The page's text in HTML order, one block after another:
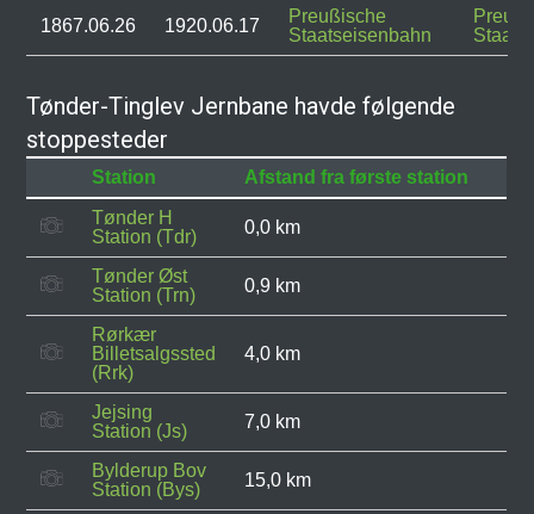
1867.06.26 1920.06.17
Preußische
Staatseisenbahn
Tønder-Tinglev Jernbane havde følgende
stoppesteder
Station
Afstand fra første station
Tønder H
Station (Tdr)
0,0 km
Tønder Øst
Station (Trn)
0,9 km
Rørkær
Billetsalgssted
(Rrk)
4,0 km
Jejsing
Station (Js)
7,0 km
Bylderup Bov
Station (Bys)
15,0 km